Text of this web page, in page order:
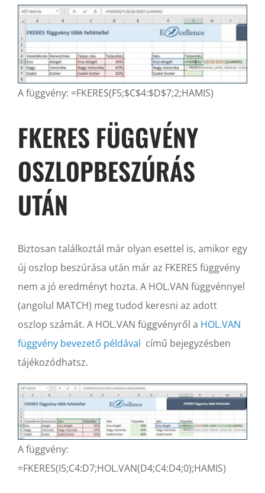
A függvény: =FKERES(F5;$C$4:$D$7;2;HAMIS)
FKERES FÜGGVÉNY
OSZLOPBESZÚRÁS
UTÁN
Biztosan találkoztál már olyan esettel is, amikor egy
új oszlop beszúrása után már az FKERES függvény
nem a jó eredményt hozta. A HOL.VAN függvénnyel
(angolul MATCH) meg tudod keresni az adott
oszlop számát. A HOL.VAN függvényről a HOL.VAN
függvény bevezető példával című bejegyzésben
tájékozódhatsz.
A függvény:
=FKERES(I5;C4:D7;HOL.VAN(D4;C4:D4;0);HAMIS)